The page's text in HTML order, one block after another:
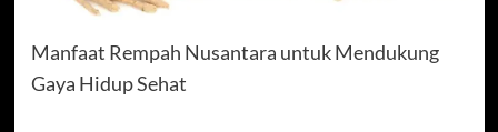
Manfaat Rempah Nusantara untuk Mendukung
Gaya Hidup Sehat